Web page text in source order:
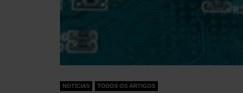
NOTÍCIAS TODOS OS ARTIGOS